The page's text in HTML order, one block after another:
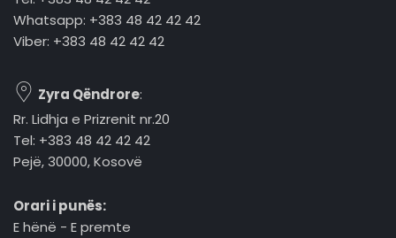
Whatsapp: +383 48 42 42 42
Viber: +383 48 42 42 42
Zyra Qëndrore:
Rr. Lidhja e Prizrenit nr.20
Tel: +383 48 42 42 42
Pejë, 30000, Kosovë
Orari i punës:
E hënë - E premte